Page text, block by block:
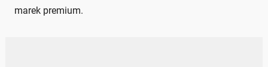
marek premium.